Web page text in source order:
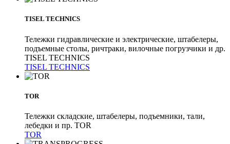
TISEL TECHNICS
Тележки гидравлические и электрические, штабелеры,
подъемные столы, ричтраки, вилочные погрузчики и др.
TISEL TECHNICS
TISEL TECHNICS
TOR
Тележки складские, штабелеры, подъемники, тали,
лебедки и пр. TOR
TOR